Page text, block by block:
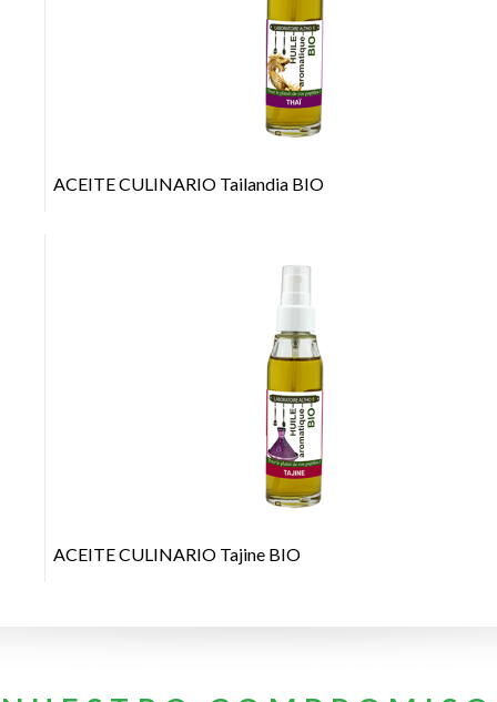
ACEITE CULINARIO Tailandia BIO
+
ACEITE CULINARIO Tajine BIO
+